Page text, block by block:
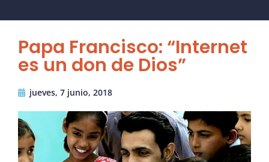
Papa Francisco: “Internet
es un don de Dios”
jueves, 7 junio, 2018